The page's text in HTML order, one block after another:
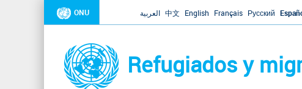
ONU العربية 中文 English Français Русский
Refugiados y